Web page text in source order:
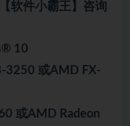
软件小霸王】咨询
10
3250 或AMD FX-
或AMD Radeon